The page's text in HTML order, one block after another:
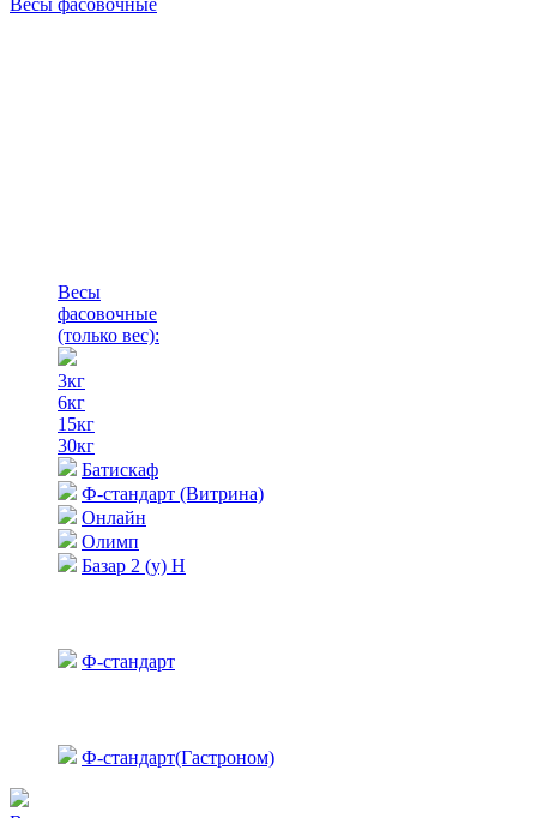
Весы фасовочные
Весы
фасовочные
(только вес):
3кг
6кг
15кг
30кг
Батискаф
Ф-стандарт (Витрина)
Онлайн
Олимп
Базар 2 (у) Н
Ф-стандарт
Ф-стандарт(Гастроном)